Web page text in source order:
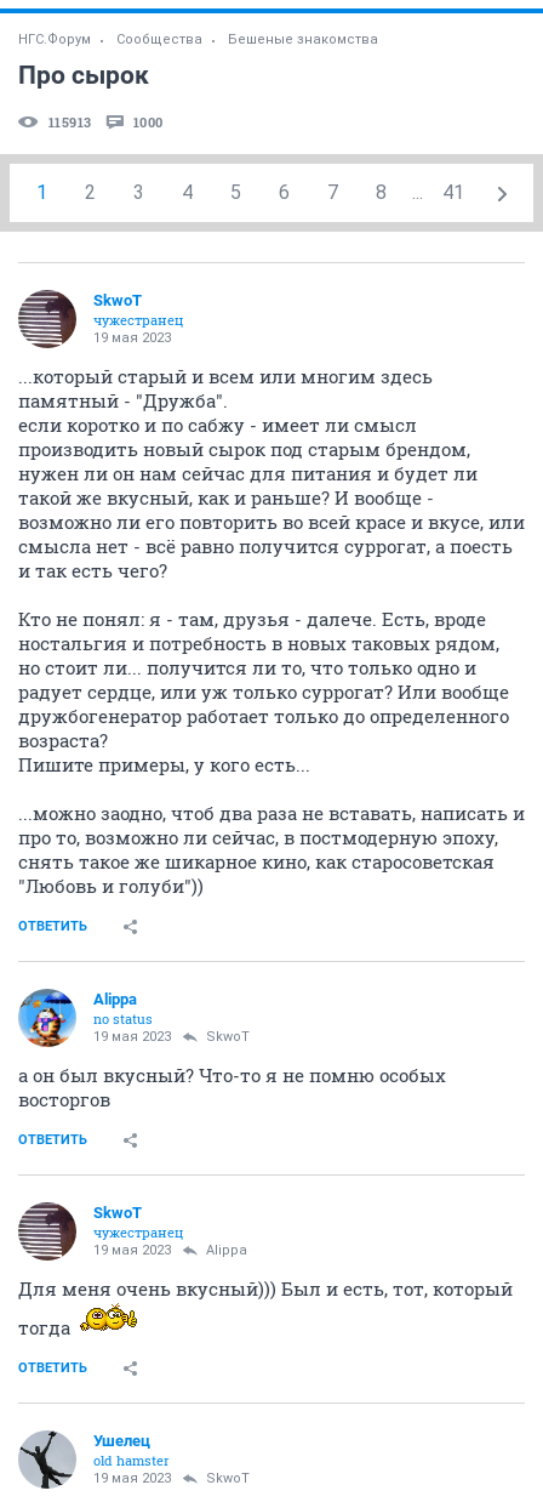
НГС.Форум Сообщества Бешеные знакомства
Про сырок
115913 1000
1 2 3 4 5 6 7 8 ... 41
SkwоT
чужестранец
19 мая 2023
...который старый и всем или многим здесь
памятный - "Дружба".
если коротко и по сабжу - имеет ли смысл
производить новый сырок под старым брендом,
нужен ли он нам сейчас для питания и будет ли
такой же вкусный, как и раньше? И вообще -
возможно ли его повторить во всей красе и вкусе, или
смысла нет - всё равно получится суррогат, а поесть
и так есть чего?
Кто не понял: я - там, друзья - далече. Есть, вроде
ностальгия и потребность в новых таковых рядом,
но стоит ли... получится ли то, что только одно и
радует сердце, или уж только суррогат? Или вообще
дружбогенератор работает только до определенного
возраста?
Пишите примеры, у кого есть...
...можно заодно, чтоб два раза не вставать, написать и
про то, возможно ли сейчас, в постмодерную эпоху,
снять такое же шикарное кино, как старосоветская
"Любовь и голуби"))
ОТВЕТИТЬ
Alippa
no status
19 мая 2023 SkwоT
а он был вкусный? Что-то я не помню особых
восторгов
ОТВЕТИТЬ
SkwоT
чужестранец
19 мая 2023 Alippa
Для меня очень вкусный))) Был и есть, тот, который
тогда
ОТВЕТИТЬ
Ушелец
old hamster
19 мая 2023 SkwоT